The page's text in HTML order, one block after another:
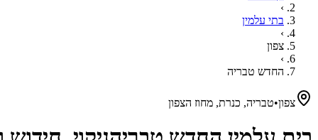
›
בתי עלמין
›
צפון
›
החדש טבריה
צפון•טבריה, כנרת, מחוז הצפון